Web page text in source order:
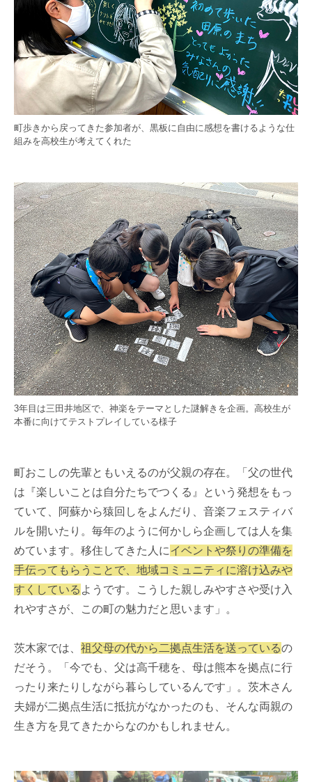
町歩きから戻ってきた参加者が、黒板に自由に感想を書けるような仕
組みを高校生が考えてくれた
3年目は三田井地区で、神楽をテーマとした謎解きを企画。高校生が
本番に向けてテストプレイしている様子
町おこしの先輩ともいえるのが父親の存在。「父の世代
は『楽しいことは自分たちでつくる』という発想をもっ
ていて、阿蘇から猿回しをよんだり、音楽フェスティバ
ルを開いたり。毎年のように何かしら企画しては人を集
めています。移住してきた人にイベントや祭りの準備を
手伝ってもらうことで、地域コミュニティに溶け込みや
すくしている ようです。こうした親しみやすさや受け入
れやすさが、この町の魅力だと思います」。
茨木家では、 祖父母の代から二拠点生活を送っているの
だそう。「今でも、父は高千穂を、母は熊本を拠点に行
ったり来たりしながら暮らしているんです」。茨木さん
夫婦が二拠点生活に抵抗がなかったのも、そんな両親の
生き方を見てきたからなのかもしれません。